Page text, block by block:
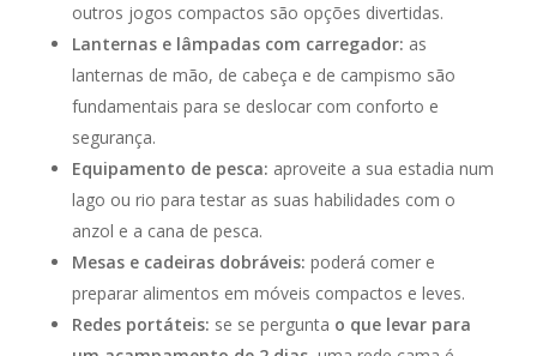
outros jogos compactos são opções divertidas.
Lanternas e lâmpadas com carregador: as
lanternas de mão, de cabeça e de campismo são
fundamentais para se deslocar com conforto e
segurança.
Equipamento de pesca: aproveite a sua estadia num
lago ou rio para testar as suas habilidades com o
anzol e a cana de pesca.
Mesas e cadeiras dobráveis: poderá comer e
preparar alimentos em móveis compactos e leves.
Redes portáteis: se se pergunta o que levar para